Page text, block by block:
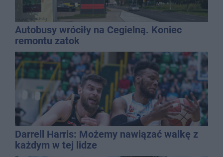
Autobusy wróciły na Cegielną. Koniec
remontu zatok
Darrell Harris: Możemy nawiązać walkę z
każdym w tej lidze